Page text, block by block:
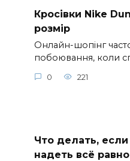
Кросівки Nike
розмір
Онлайн-шопінг
побоювання, коли
0 221
Что делать,
надеть всё